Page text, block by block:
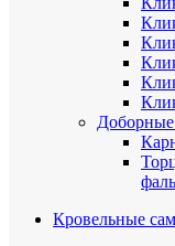
Доборные
Кровельные